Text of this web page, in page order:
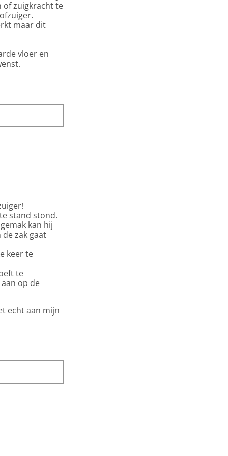
of zuigkracht te
maar dit
vloer en
stand stond.
kan hij
zak gaat
keer te
te
op de
echt aan mijn